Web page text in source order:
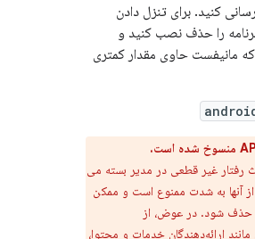
کنید. برای تنزل دادن
را حذف نصب کنید و
مانیفست حاوی مقدار کمتری
رفتار غیر قطعی در مدیر بسته می
آنها به شدت ممنوع است و ممکن
حذف شود. در عوض، از
ارائه‌دهندگان خدمات و محتوا،